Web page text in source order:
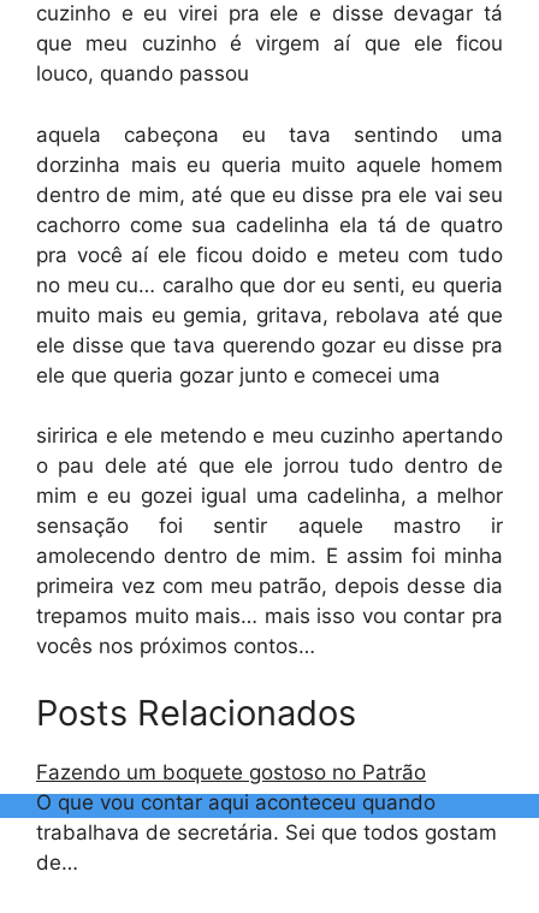
cuzinho e eu virei pra ele e disse devagar tá
que meu cuzinho é virgem aí que ele ficou
louco, quando passou
aquela cabeçona eu tava sentindo uma
dorzinha mais eu queria muito aquele homem
dentro de mim, até que eu disse pra ele vai seu
cachorro come sua cadelinha ela tá de quatro
pra você aí ele ficou doido e meteu com tudo
no meu cu… caralho que dor eu senti, eu queria
muito mais eu gemia, gritava, rebolava até que
ele disse que tava querendo gozar eu disse pra
ele que queria gozar junto e comecei uma
siririca e ele metendo e meu cuzinho apertando
o pau dele até que ele jorrou tudo dentro de
mim e eu gozei igual uma cadelinha, a melhor
sensação foi sentir aquele mastro ir
amolecendo dentro de mim. E assim foi minha
primeira vez com meu patrão, depois desse dia
trepamos muito mais… mais isso vou contar pra
vocês nos próximos contos…
Posts Relacionados
Fazendo um boquete gostoso no Patrão
O que vou contar aqui aconteceu quando
trabalhava de secretária. Sei que todos gostam
de…